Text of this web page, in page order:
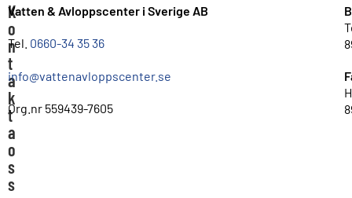
K
o
n
t
a
k
t
a
o
s
s
Vatten & Avloppscenter i Sverige AB
Tel. 0660-34 35 36
info@vattenavloppscenter.se
Org.nr 559439-7605